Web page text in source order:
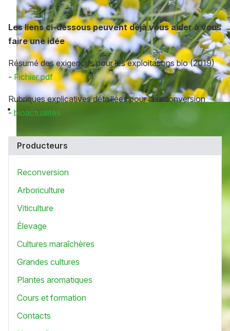
Producteurs
Reconversion
Arboriculture
Viticulture
Élevage
Cultures maraîchères
Grandes cultures
Plantes aromatiques
Cours et formation
Contacts
Les liens ci-dessous peuvent déjà vous aider à vous
faire une idée
Résumé des exigences pour les exploitations bio (2019)
- Fichier pdf
Rubriques explicatives détaillées pour la reconversion
- bioactualités